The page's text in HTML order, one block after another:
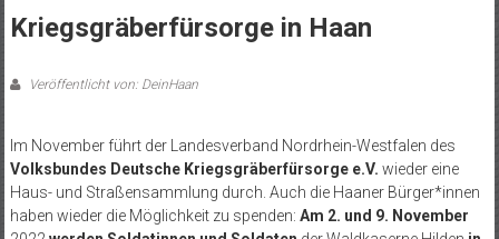
Kriegsgräberfürsorge in Haan
Veröffentlicht von: DeinHaan
Im November führt der Landesverband Nordrhein-Westfalen des
Volksbundes Deutsche Kriegsgräberfürsorge e.V. wieder eine
Haus- und Straßensammlung durch. Auch die Haaner Bürger*innen
haben wieder die Möglichkeit zu spenden: Am 2. und 9. November